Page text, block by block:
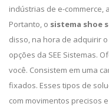
indústrias de e-commerce,
Portanto, o sistema shoe
disso, na hora de adquirir
opções da SEE Sistemas.
você. Consistem em uma
fixados. Esses tipos de
com movimentos precisos